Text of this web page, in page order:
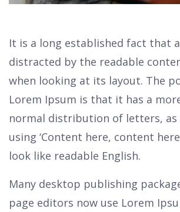
It is a long established fact that
distracted by the readable
when looking at its layout. The
Lorem Ipsum is that it has a
normal distribution of letters, as
using ‘Content here, content
look like readable English.
Many desktop publishing
page editors now use Lorem